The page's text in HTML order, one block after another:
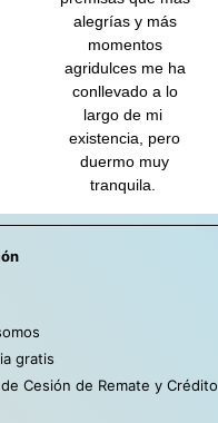
alegrías y más
momentos
agridulces me ha
conllevado a lo
largo de mi
existencia, pero
duermo muy
tranquila.
gratis
Cesión de Remate y Crédito